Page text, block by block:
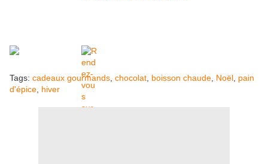
Tags: cadeaux gourmands chocolat boisson chaude Noël pain
d'épice hiver